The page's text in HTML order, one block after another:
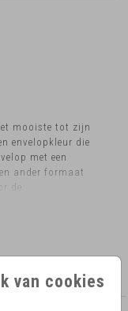
van cookies
mooiste tot zijn
envelopkleur die
met een
ander formaat
de